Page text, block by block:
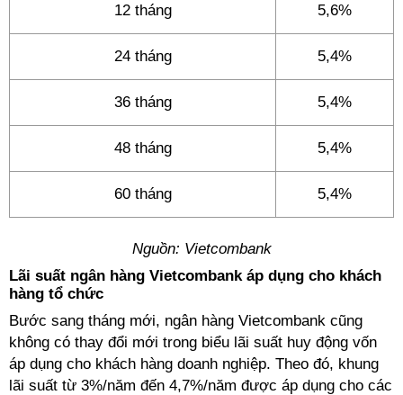
12 tháng 5,6%
24 tháng 5,4%
36 tháng 5,4%
48 tháng 5,4%
60 tháng 5,4%
Nguồn: Vietcombank
Lãi suất ngân hàng Vietcombank áp dụng cho khách
hàng tổ chức
Bước sang tháng mới, ngân hàng Vietcombank cũng
không có thay đổi mới trong biểu lãi suất huy động vốn
áp dụng cho khách hàng doanh nghiệp. Theo đó, khung
lãi suất từ 3%/năm đến 4,7%/năm được áp dụng cho các